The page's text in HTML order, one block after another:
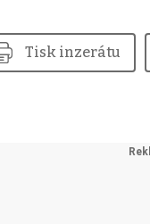
Tisk inzerátu